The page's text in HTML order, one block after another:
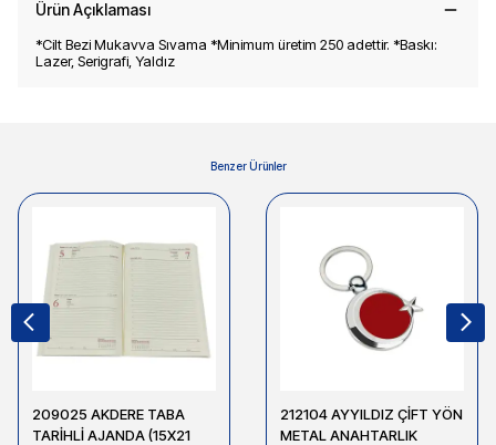
Ürün Açıklaması
*Cilt Bezi Mukavva Sıvama *Minimum üretim 250 adettir. *Baskı:
Lazer, Serigrafi, Yaldız
Benzer Ürünler
209025 AKDERE TABA
TARİHLİ AJANDA (15X21
212104 AYYILDIZ ÇİFT YÖN
METAL ANAHTARLIK